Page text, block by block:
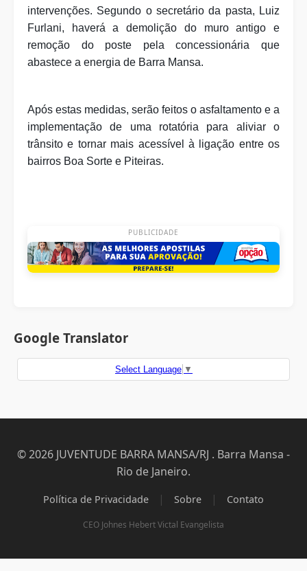
intervenções. Segundo o secretário da pasta, Luiz
Furlani, haverá a demolição do muro antigo e
remoção do poste pela concessionária que
abastece a energia de Barra Mansa.
Após estas medidas, serão feitos o asfaltamento e a
implementação de uma rotatória para aliviar o
trânsito e tornar mais acessível à ligação entre os
bairros Boa Sorte e Piteiras.
PUBLICIDADE
Google Translator
Select Language ▼
© 2026 JUVENTUDE BARRA MANSA/RJ . Barra Mansa -
Rio de Janeiro.
Política de Privacidade | Sobre | Contato
CEO Johnes Hebert Victal Evangelista